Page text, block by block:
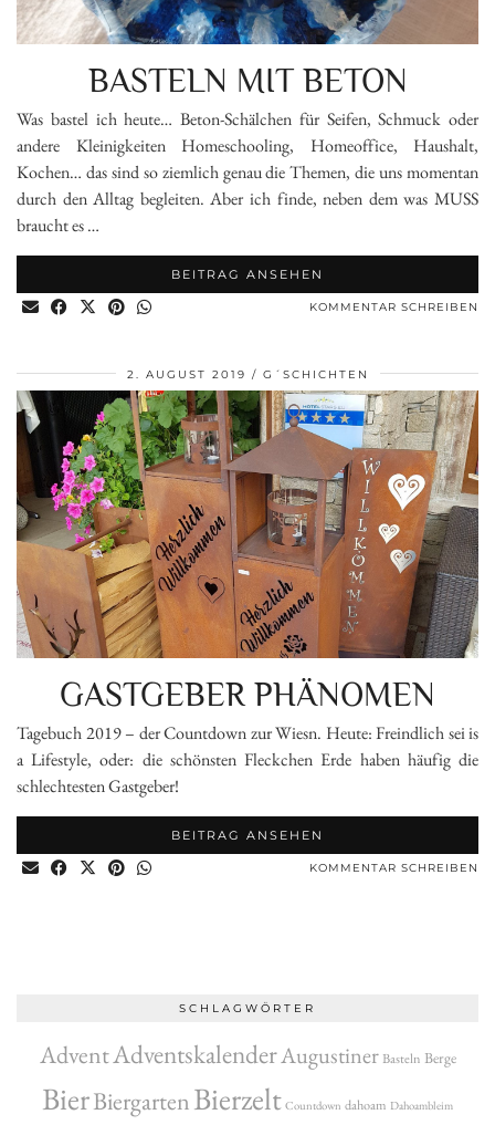
BASTELN MIT BETON
Was bastel ich heute… Beton-Schälchen für Seifen, Schmuck oder
andere Kleinigkeiten Homeschooling, Homeoffice, Haushalt,
Kochen… das sind so ziemlich genau die Themen, die uns momentan
durch den Alltag begleiten. Aber ich finde, neben dem was MUSS
braucht es …
BEITRAG ANSEHEN
KOMMENTAR SCHREIBEN
2. AUGUST 2019 G´SCHICHTEN
GASTGEBER PHÄNOMEN
Tagebuch 2019 – der Countdown zur Wiesn. Heute: Freindlich sei is
a Lifestyle, oder: die schönsten Fleckchen Erde haben häufig die
schlechtesten Gastgeber!
BEITRAG ANSEHEN
KOMMENTAR SCHREIBEN
SCHLAGWÖRTER
AdventAdventskalenderAugustiner Basteln Berge
BierBiergartenBierzelt Countdown dahoam Dahoambleim